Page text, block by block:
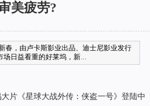
美疲劳?
春，由卢卡斯影业出品、迪士尼影业发行
日益看重的好莱坞，新...
片《星球大战外传：侠盗一号》登陆中